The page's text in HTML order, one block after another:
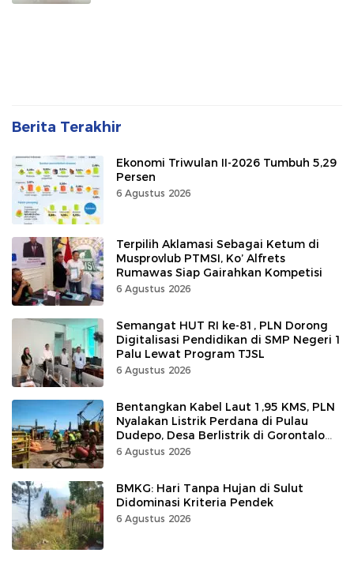
Berita Terakhir
Ekonomi Triwulan II-2026 Tumbuh 5,29
Persen
6 Agustus 2026
Terpilih Aklamasi Sebagai Ketum di
Musprovlub PTMSI, Ko’ Alfrets
Rumawas Siap Gairahkan Kompetisi
6 Agustus 2026
Semangat HUT RI ke-81, PLN Dorong
Digitalisasi Pendidikan di SMP Negeri 1
Palu Lewat Program TJSL
6 Agustus 2026
Bentangkan Kabel Laut 1,95 KMS, PLN
Nyalakan Listrik Perdana di Pulau
Dudepo, Desa Berlistrik di Gorontalo
100 Persen
6 Agustus 2026
BMKG: Hari Tanpa Hujan di Sulut
Didominasi Kriteria Pendek
6 Agustus 2026